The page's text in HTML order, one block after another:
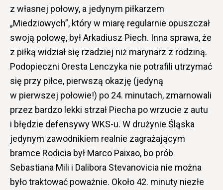
z własnej połowy, a jedynym piłkarzem
„Miedziowych”, który w miarę regularnie opuszczał
swoją połowę, był Arkadiusz Piech. Inna sprawa, że
z piłką widział się rzadziej niż marynarz z rodziną.
Podopieczni Oresta Lenczyka nie potrafili utrzymać
się przy piłce, pierwszą okazję (jedyną
w pierwszej połowie!) po 24. minutach, zmarnowali
przez bardzo lekki strzał Piecha po wrzucie z autu
i błędzie defensywy WKS-u. W drużynie Śląska
jedynym zawodnikiem realnie zagrażającym
bramce Rodicia był Marco Paixao, bo prób
Sebastiana Mili i Dalibora Stevanovicia nie można
było traktować poważnie. Około 42. minuty niezłe